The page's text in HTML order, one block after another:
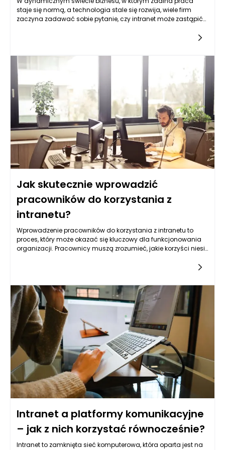
staje się normą, a technologia stale się rozwija, wiele firm
zaczyna zadawać sobie pytanie, czy intranet może zastąpić
przestarzała. Intranet, jako platforma komunikacyjna, zdaje
w pełni zastąpić tradycyjne spotkania? Odpowiedź na to
pytanie wymaga zgłębienia wielu aspektów.
Jak skutecznie wprowadzić
pracowników do korzystania z
intranetu?
Wprowadzenie pracowników do korzystania z intranetu to
proces, który może okazać się kluczowy dla funkcjonowania
organizacji. Pracownicy muszą zrozumieć, jakie korzyści niesie
zorganizowane działania, które pomogą pracownikom
dostrzec wartość, jaką niesie intranet.
Intranet a platformy komunikacyjne
– jak z nich korzystać równocześnie?
Intranet to zamknięta sieć komputerowa, która oparta jest na